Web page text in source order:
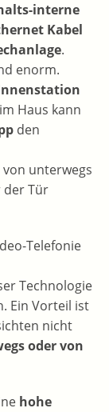
interne
Kabel
.
enorm.
Haus kann
den
unterwegs
der Tür
Telefonie
Technologie
Ein Vorteil ist
nicht
oder von
hohe